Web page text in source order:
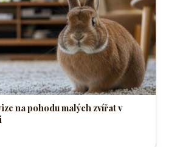
na pohodu malých zvířat v